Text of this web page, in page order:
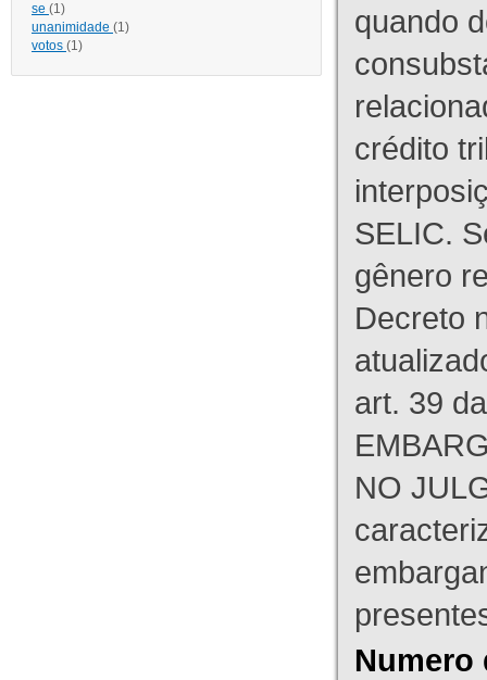
se (1)
unanimidade (1)
votos (1)
quando
crédito
SELIC.
gênero
Decreto
art. 39
NO
Numero